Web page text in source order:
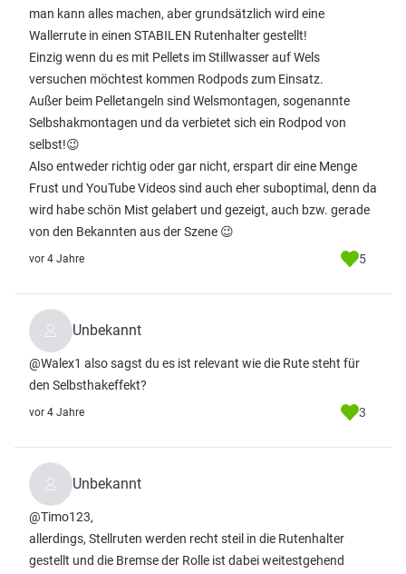
man kann alles machen, aber grundsätzlich wird eine
Wallerrute in einen STABILEN Rutenhalter gestellt!
Einzig wenn du es mit Pellets im Stillwasser auf Wels
versuchen möchtest kommen Rodpods zum Einsatz.
Außer beim Pelletangeln sind Welsmontagen, sogenannte
Selbshakmontagen und da verbietet sich ein Rodpod von
selbst!😉
Also entweder richtig oder gar nicht, erspart dir eine Menge
Frust und YouTube Videos sind auch eher suboptimal, denn da
wird habe schön Mist gelabert und gezeigt, auch bzw. gerade
von den Bekannten aus der Szene 😉
vor 4 Jahre 5
Unbekannt
@Walex1 also sagst du es ist relevant wie die Rute steht für
den Selbsthakeffekt?
vor 4 Jahre 3
Unbekannt
@Timo123,
allerdings, Stellruten werden recht steil in die Rutenhalter
gestellt und die Bremse der Rolle ist dabei weitestgehend